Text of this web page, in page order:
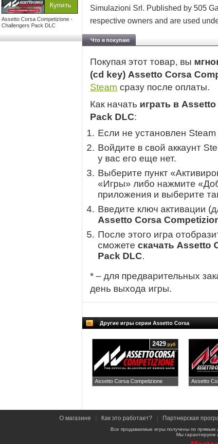
Assetto Corsa Competizione -
Challengers Pack DLC
Simulazioni Srl. Published by 505
respective owners and are used
Что я покупаю
Покупая этот товар, вы
(cd key) Assetto Corsa
Steam сразу после оплаты.
Как начать играть в
Pack DLC:
Если не установлен
Войдите в свой аккаунт
у вас его еще нет.
Выберите пункт
«Игры» либо нажмите
приложения и выберите
Введите ключ активации
Assetto Corsa
После этого игра
сможете скачать Assetto
Pack DLC.
* – для предварительных
день выхода игры.
Другие игры серии Assetto Corsa
Assetto Corsa Competizione
2429 руб
Assetto
О магазине Как это работает? Партнерская
Все продаваемые игры получены по
Мы гарантируем